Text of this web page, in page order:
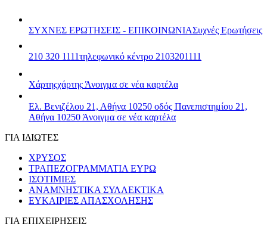
ΣΥΧΝΕΣ ΕΡΩΤΗΣΕΙΣ - ΕΠΙΚΟΙΝΩΝΙΑΣυχνές Ερωτήσεις
210 320 1111τηλεφωνικό κέντρο 2103201111
Χάρτηςχάρτης Άνοιγμα σε νέα καρτέλα
Ελ. Βενιζέλου 21, Αθήνα 10250 οδός Πανεπιστημίου 21,
Αθήνα 10250 Άνοιγμα σε νέα καρτέλα
ΓΙΑ ΙΔΙΩΤΕΣ
ΧΡΥΣΟΣ
ΤΡΑΠΕΖΟΓΡΑΜΜΑΤΙΑ ΕΥΡΩ
ΙΣΟΤΙΜΙΕΣ
ΑΝΑΜΝΗΣΤΙΚΑ ΣΥΛΛΕΚΤΙΚΑ
ΕΥΚΑΙΡΙΕΣ ΑΠΑΣΧΟΛΗΣΗΣ
ΓΙΑ ΕΠΙΧΕΙΡΗΣΕΙΣ